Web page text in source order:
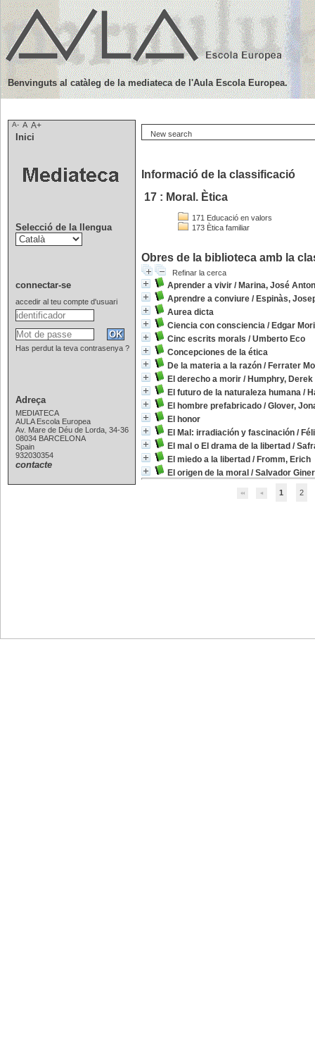
New search
Informació de la classificació
17 : Moral. Ètica
171 Educació en valors
173 Ètica familiar
Obres de la biblioteca amb la
Refinar la cerca
Aprender a vivir / Marina, José
Aprendre a conviure / Espinàs,
Aurea dicta
Ciencia con consciencia / Edgar
Cinc escrits morals /Umberto Eco
Concepciones de la ética
De la materia a la razón / Ferrater
El derecho a morir / Humphry, Derek
El futuro de la naturaleza humana /
El hombre prefabricado /Glover,
El honor
El Mal: irradiación y fascinación /
El mal o El drama de la libertad /
El miedo a la libertad / Fromm, Erich
El origen de la moral /Salvador Giner
1 2
Benvinguts al catàleg de la mediateca de l'Aula Escola Europea.
A- A A+
Inici
Selecció de la llengua
connectar-se
accedir al teu compte d'usuari
Has perdut la teva contrasenya ?
Adreça
MEDIATECA
AULA Escola Europea
Av. Mare de Déu de Lorda, 34-36
08034 BARCELONA
Spain
932030354
contacte